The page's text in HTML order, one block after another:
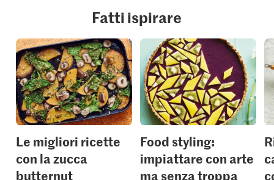
Fatti ispirare
Le migliori ricette
con la zucca
butternut
Food styling:
impiattare con arte
ma senza troppa